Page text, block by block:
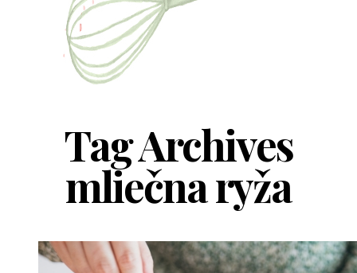
Tag Archives
mliečna ryža